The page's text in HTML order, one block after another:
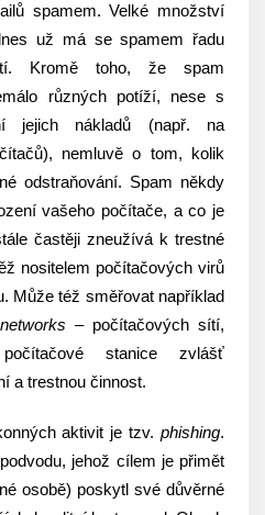
spamem. Velké množství
už má se spamem řadu
Kromě toho, že spam
různých potíží, nese s
jejich nákladů (např. na
nemluvě o tom, kolik
odstraňování. Spam někdy
vašeho počítače, a co je
častěji zneužívá k trestné
nositelem počítačových virů
Může též směřovat například
– počítačových sítí,
stanice zvlášť
a trestnou činnost.
aktivit je tzv. phishing.
jehož cílem je přimět
osobě) poskytl své důvěrné